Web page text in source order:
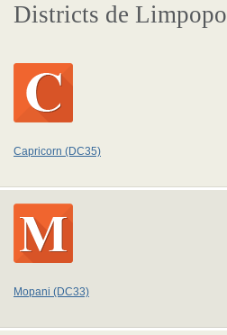
Districts de Limpopo
Capricorn (DC35)
Mopani (DC33)